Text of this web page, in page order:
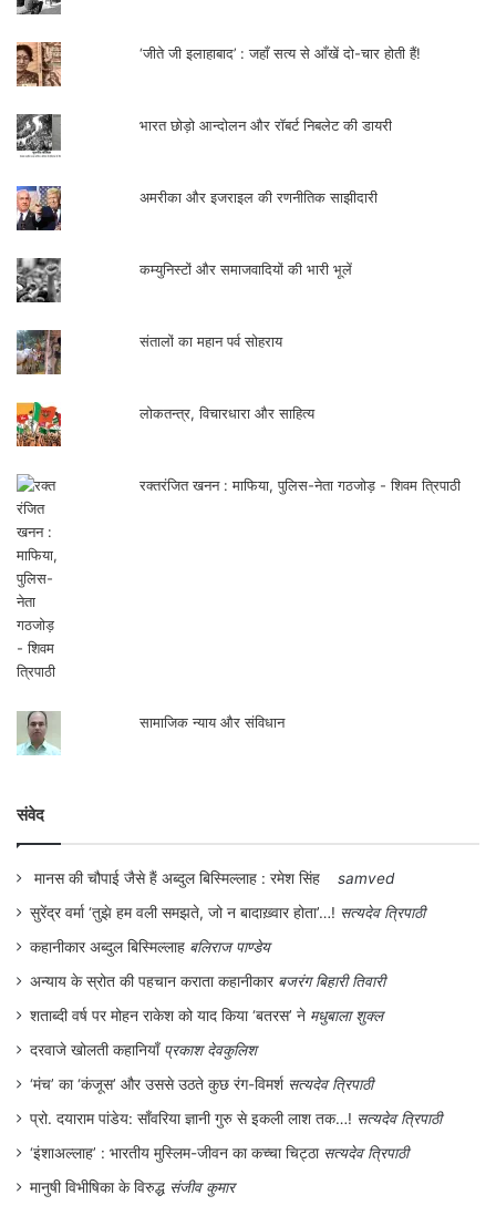
‘जीते जी इलाहाबाद’ : जहाँ सत्य से आँखें दो-चार होती हैं!
भारत छोड़ो आन्दोलन और रॉबर्ट निबलेट की डायरी
अमरीका और इजराइल की रणनीतिक साझीदारी
कम्युनिस्टों और समाजवादियों की भारी भूलें
संतालों का महान पर्व सोहराय
लोकतन्त्र, विचारधारा और साहित्य
रक्तरंजित खनन : माफिया, पुलिस-नेता गठजोड़ - शिवम त्रिपाठी
सामाजिक न्याय और संविधान
संवेद
मानस की चौपाई जैसे हैं अब्दुल बिस्मिल्लाह : रमेश सिंह
samved
सुरेंद्र वर्मा ‘तुझे हम वली समझते, जो न बादाख़्वार होता’…! सत्यदेव त्रिपाठी
कहानीकार अब्दुल बिस्मिल्लाह बलिराज पाण्डेय
अन्याय के स्रोत की पहचान कराता कहानीकार बजरंग बिहारी तिवारी
शताब्दी वर्ष पर मोहन राकेश को याद किया ‘बतरस’ ने मधुबाला शुक्ल
दरवाजे खोलती कहानियाँ प्रकाश देवकुलिश
‘मंच’ का ‘कंजूस’ और उससे उठते कुछ रंग-विमर्श सत्यदेव त्रिपाठी
प्रो. दयाराम पांडेय: साँवरिया ज्ञानी गुरु से इकली लाश तक…! सत्यदेव त्रिपाठी
‘इंशाअल्लाह’ : भारतीय मुस्लिम-जीवन का कच्चा चिट्ठा सत्यदेव त्रिपाठी
मानुषी विभीषिका के विरुद्ध संजीव कुमार